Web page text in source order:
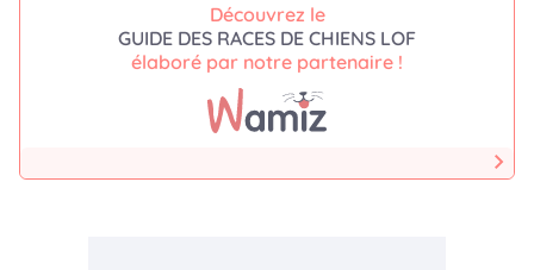
Découvrez le
GUIDE DES RACES DE CHIENS LOF
élaboré par notre partenaire !